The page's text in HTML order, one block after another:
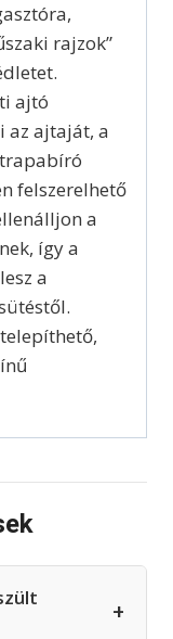
rajzok”
ajtó
az ajtaját, a
felszerelhető
a
így a
a
+